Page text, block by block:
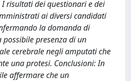
risultati dei questionari e dei
ai diversi candidati
la domanda di
presenza di un
cerebrale negli amputati che
una protesi. Conclusioni: In
affermare che un